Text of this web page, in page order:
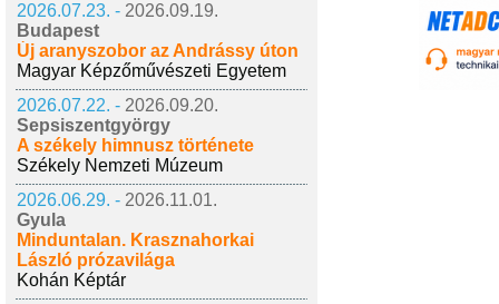
2026.07.23. - 2026.09.19.
Budapest
Új aranyszobor az Andrássy úton
Magyar Képzőművészeti Egyetem
2026.07.22. - 2026.09.20.
Sepsiszentgyörgy
A székely himnusz története
Székely Nemzeti Múzeum
2026.06.29. - 2026.11.01.
Gyula
Minduntalan. Krasznahorkai
László prózavilága
Kohán Képtár